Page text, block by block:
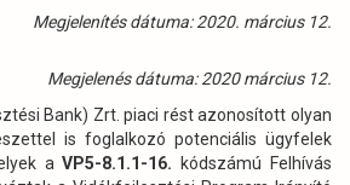
Megjelenítés dátuma: 2020. március 12.
Megjelenés dátuma: 2020 március 12.
Bank) Zrt. piaci rést azonosított olyan
is foglalkozó potenciális ügyfelek
aVP5-8.1.1-16.
kódszámú Felhívás